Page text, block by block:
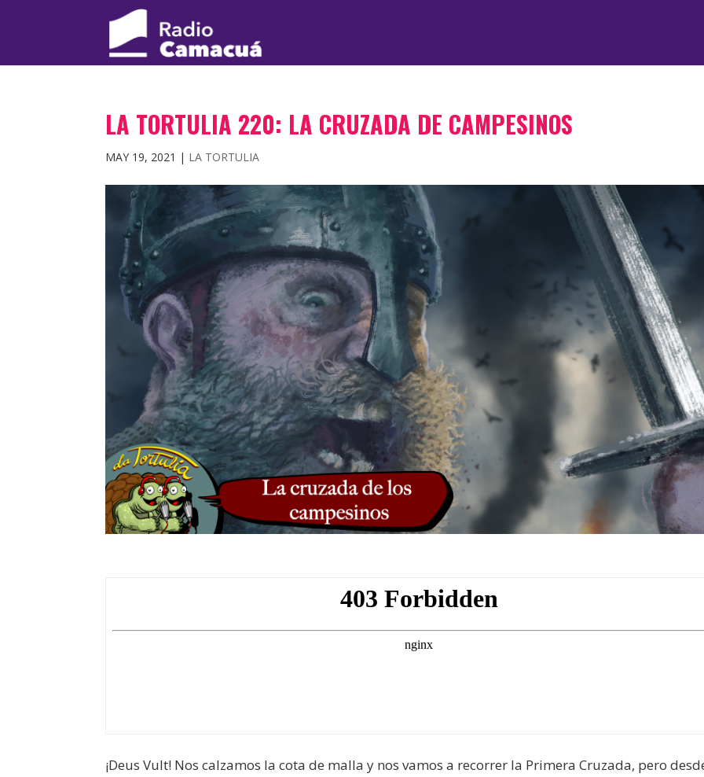
LA TORTULIA 220​: LA CRUZADA DE CAMPESINOS
MAY 19, 2021 | LA TORTULIA
¡Deus Vult! Nos calzamos la cota de malla y nos vamos a recorrer la Primera Cruzada, pero